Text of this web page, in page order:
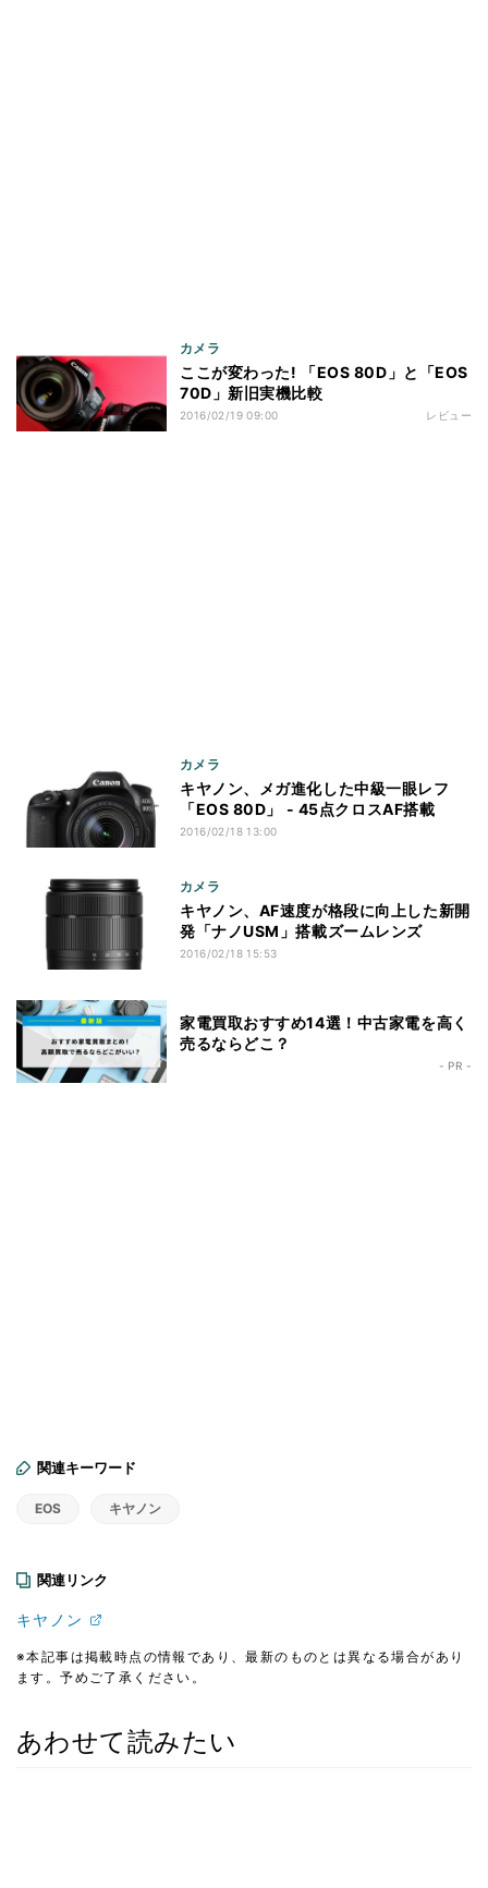
カメラ
ここが変わった! 「EOS 80D」と「EOS
70D」新旧実機比較
2016/02/19 09:00 レビュー
カメラ
キヤノン、メガ進化した中級一眼レフ
「EOS 80D」 - 45点クロスAF搭載
2016/02/18 13:00
カメラ
キヤノン、AF速度が格段に向上した新開
発「ナノUSM」搭載ズームレンズ
2016/02/18 15:53
家電買取おすすめ14選！中古家電を高く
売るならどこ？
- PR -
関連キーワード
EOS キヤノン
関連リンク
キヤノン
※本記事は掲載時点の情報であり、最新のものとは異なる場合があり
ます。予めご了承ください。
あわせて読みたい